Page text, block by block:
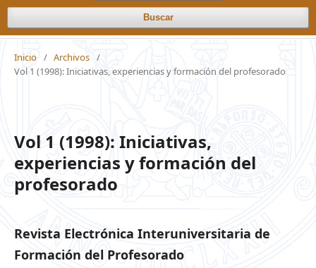
Buscar
Inicio / Archivos /
Vol 1 (1998): Iniciativas, experiencias y formación del profesorado
Vol 1 (1998): Iniciativas,
experiencias y formación del
profesorado
Revista Electrónica Interuniversitaria de
Formación del Profesorado